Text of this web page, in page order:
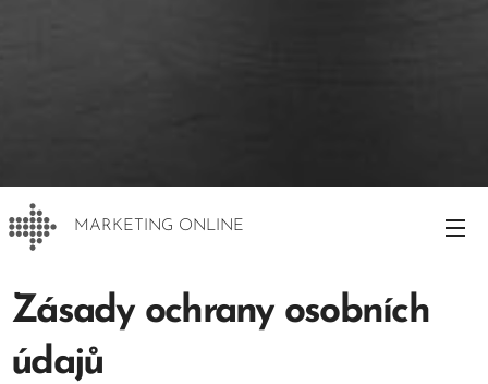
MARKETING ONLINE
Zásady ochrany osobních
údajů